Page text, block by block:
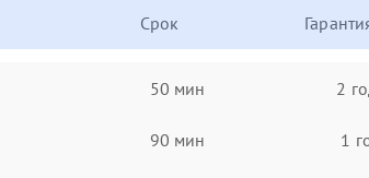
Срок
50 мин 2
90 мин 1